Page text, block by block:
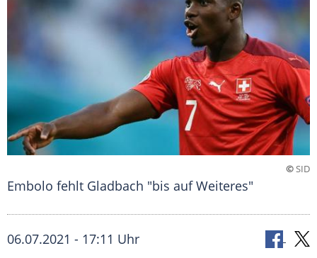
©SID
Embolo fehlt Gladbach "bis auf Weiteres"
06.07.2021 - 17:11 Uhr